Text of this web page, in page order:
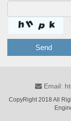
Send
Email:
CopyRight 2018 All